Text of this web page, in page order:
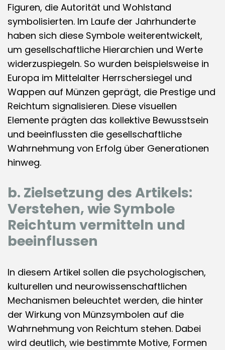
Figuren, die Autorität und Wohlstand
symbolisierten. Im Laufe der Jahrhunderte
haben sich diese Symbole weiterentwickelt,
um gesellschaftliche Hierarchien und Werte
widerzuspiegeln. So wurden beispielsweise in
Europa im Mittelalter Herrschersiegel und
Wappen auf Münzen geprägt, die Prestige und
Reichtum signalisieren. Diese visuellen
Elemente prägten das kollektive Bewusstsein
und beeinflussten die gesellschaftliche
Wahrnehmung von Erfolg über Generationen
hinweg.
b. Zielsetzung des Artikels:
Verstehen, wie Symbole
Reichtum vermitteln und
beeinflussen
In diesem Artikel sollen die psychologischen,
kulturellen und neurowissenschaftlichen
Mechanismen beleuchtet werden, die hinter
der Wirkung von Münzsymbolen auf die
Wahrnehmung von Reichtum stehen. Dabei
wird deutlich, wie bestimmte Motive, Formen